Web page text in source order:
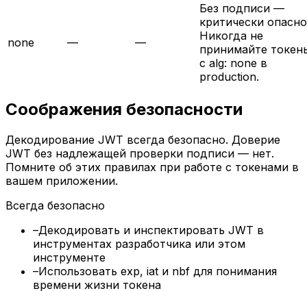
none — —
Без подписи —
критически
Никогда не
принимайте
с alg: none в
production.
Соображения безопасности
Декодирование JWT всегда безопасно. Доверие
JWT без надлежащей проверки подписи — нет.
Помните об этих правилах при работе с токенами в
вашем приложении.
Всегда безопасно
–Декодировать и инспектировать JWT в
инструментах разработчика или этом
инструменте
–Использовать exp, iat и nbf для понимания
времени жизни токена